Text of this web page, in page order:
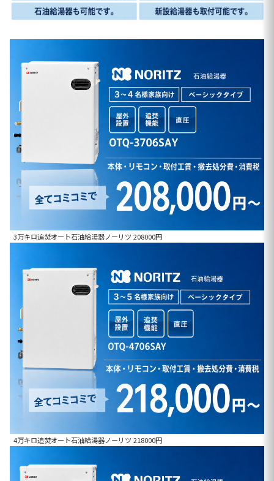
3万キロ追焚オート石油給湯器ノーリツ 208000円
4万キロ追焚オート石油給湯器ノーリツ 218000円